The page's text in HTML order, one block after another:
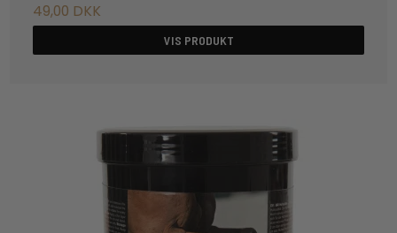
49,00 DKK
VIS PRODUKT